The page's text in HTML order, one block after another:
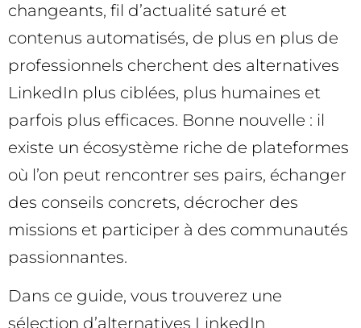
changeants, fil d’actualité saturé et
contenus automatisés, de plus en plus de
professionnels cherchent des alternatives
LinkedIn plus ciblées, plus humaines et
parfois plus efficaces. Bonne nouvelle : il
existe un écosystème riche de plateformes
où l’on peut rencontrer ses pairs, échanger
des conseils concrets, décrocher des
missions et participer à des communautés
passionnantes.
Dans ce guide, vous trouverez une
sélection d’alternatives LinkedIn